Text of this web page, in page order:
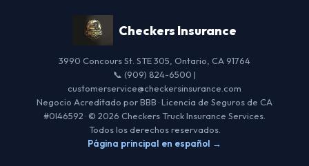
Checkers Insurance
3990 Concours St. STE 305, Ontario, CA 91764
📞 (909) 824-6500 |
customerservice@checkersinsurance.com
Negocio Acreditado por BBB · Licencia de Seguros de CA
#0I46592 · © 2026 Checkers Truck Insurance Services.
Todos los derechos reservados.
Página principal en español →